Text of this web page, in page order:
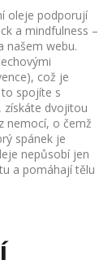
oleje podporují
a mindfulness –
našem webu.
což je
spojíte s
získáte dvojitou
nemocí, o čemž
spánek je
nepůsobí jen
a pomáhají tělu